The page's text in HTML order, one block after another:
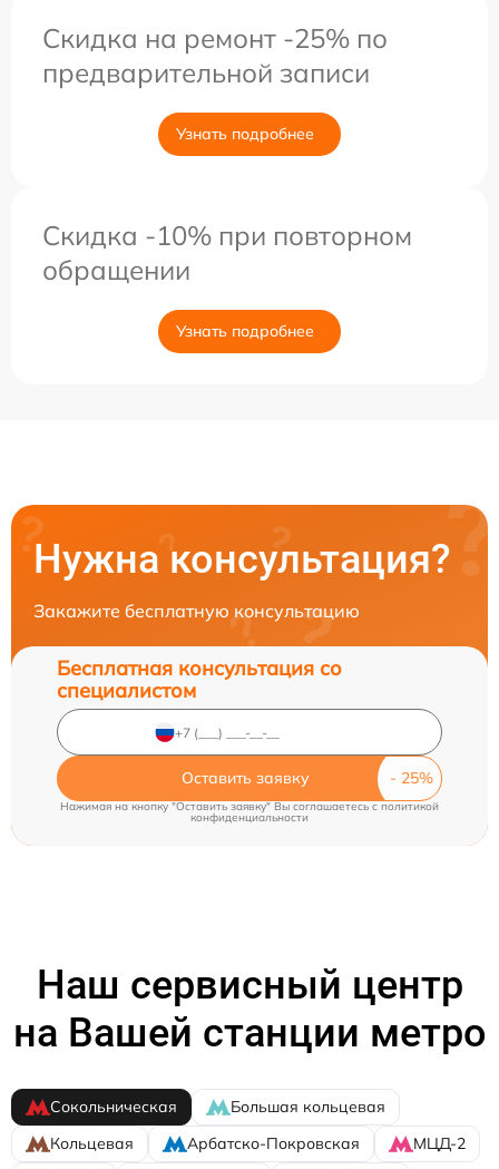
Скидка на ремонт -25% по
предварительной записи
Узнать подробнее
Скидка -10% при повторном
обращении
Узнать подробнее
Нужна консультация?
Закажите бесплатную консультацию
Бесплатная консультация со
специалистом
Оставить заявку
Нажимая на кнопку "Оставить заявку" Вы соглашаетесь cполитикой
конфиденциальности
Наш сервисный центр
на Вашей станции метро
Сокольническая
Большая кольцевая
Кольцевая
Арбатско-Покровская
МЦД-2